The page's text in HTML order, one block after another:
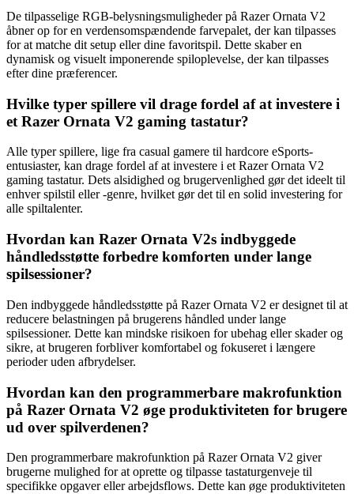
De tilpasselige RGB-belysningsmuligheder på Razer Ornata V2
åbner op for en verdensomspændende farvepalet, der kan tilpasses
for at matche dit setup eller dine favoritspil. Dette skaber en
dynamisk og visuelt imponerende spiloplevelse, der kan tilpasses
efter dine præferencer.
Hvilke typer spillere vil drage fordel af at investere i
et Razer Ornata V2 gaming tastatur?
Alle typer spillere, lige fra casual gamere til hardcore eSports-
entusiaster, kan drage fordel af at investere i et Razer Ornata V2
gaming tastatur. Dets alsidighed og brugervenlighed gør det ideelt til
enhver spilstil eller -genre, hvilket gør det til en solid investering for
alle spiltalenter.
Hvordan kan Razer Ornata V2s indbyggede
håndledsstøtte forbedre komforten under lange
spilsessioner?
Den indbyggede håndledsstøtte på Razer Ornata V2 er designet til at
reducere belastningen på brugerens håndled under lange
spilsessioner. Dette kan mindske risikoen for ubehag eller skader og
sikre, at brugeren forbliver komfortabel og fokuseret i længere
perioder uden afbrydelser.
Hvordan kan den programmerbare makrofunktion
på Razer Ornata V2 øge produktiviteten for brugere
ud over spilverdenen?
Den programmerbare makrofunktion på Razer Ornata V2 giver
brugerne mulighed for at oprette og tilpasse tastaturgenveje til
specifikke opgaver eller arbejdsflows. Dette kan øge produktiviteten